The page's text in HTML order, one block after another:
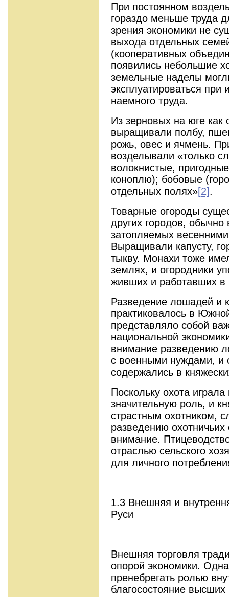
При постоянном
гораздо меньше труда
зрения экономики не
выхода отдельных
(кооперативных
появились небольшие
земельные наделы
эксплуатироваться при
наемного труда.
Из зерновых на юге как
выращивали полбу,
рожь, овес и ячмень.
возделывали «только
волокнистые,
коноплю); бобовые
отдельных полях»[2].
Товарные огороды
других городов,
затопляемых
Выращивали капусту,
тыкву. Монахи тоже
землях, и огородники
живших и работавших в
Разведение лошадей и
практиковалось в
представляло собой
национальной
внимание разведению
с военными нуждами, и
содержались в
Поскольку охота
значительную роль, и
страстным охотником,
разведению
внимание.
отраслью сельского
для личного
1.3 Внешняя и
Руси
Внешняя торговля
опорой экономики.
пренебрегать ролью
благосостояние высших